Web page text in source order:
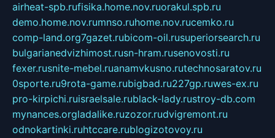
airheat-spb.rufisika.home.nov.ruorakul.spb.ru
demo.home.nov.rumnso.ruhome.nov.rucemko.ru
comp-land.org7gazet.rubicom-oil.rusuperiorsearch.ru
bulgarianedvizhimost.rusn-hram.rusenovosti.ru
fexer.rusnite-mebel.ruanamvkusno.rutechnosaratov.ru
0sporte.ru9rota-game.rubigbad.ru227gp.ruwes-ex.ru
pro-kirpichi.ruisraelsale.rublack-lady.rustroy-db.com
mynances.orgladalike.ruzozor.rudvigremont.ru
odnokartinki.ruhtccare.rublogizotovoy.ru